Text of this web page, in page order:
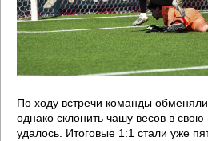
По ходу встречи команды
однако склонить чашу весов в свою
удалось. Итоговые 1:1 стали уже